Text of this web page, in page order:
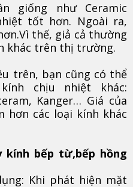
giống như Ceramic
tốt hơn. Ngoài ra,
thế, giả cả thường
khác trên thị trường.
trên, bạn cũng có thể
chịu nhiệt khác:
Kanger… Giá của
hơn các loại kính khác
kính bếp từ,bếp hồng
Khi phát hiện mặt